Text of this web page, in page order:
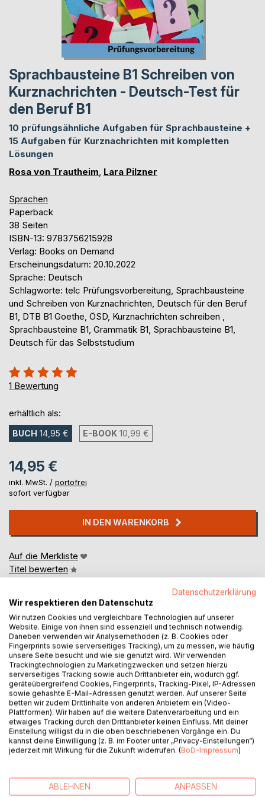
Sprachbausteine B1 Schreiben von
Kurznachrichten - Deutsch-Test für
den Beruf B1
10 prüfungsähnliche Aufgaben für Sprachbausteine +
15 Aufgaben für Kurznachrichten mit kompletten
Lösungen
Rosa von Trautheim Lara Pilzner
Sprachen
Paperback
38 Seiten
ISBN-13: 9783756215928
Verlag: Books on Demand
Erscheinungsdatum: 20.10.2022
Sprache: Deutsch
Schlagworte: telc Prüfungsvorbereitung, Sprachbausteine
und Schreiben von Kurznachrichten, Deutsch für den Beruf
B1, DTB B1 Goethe, ÖSD, Kurznachrichten schreiben ,
Sprachbausteine B1, Grammatik B1, Sprachbausteine B1,
Deutsch für das Selbststudium
Bewertung::
100%
1 Bewertung
erhältlich als:
BUCH 14,95 € E-BOOK 10,99 €
14,95 €
inkl. MwSt. / portofrei
sofort verfügbar
IN DEN WARENKORB
Auf die Merkliste
Titel bewerten
BESCHREIBUNG
Liebe Lernende! Liebe Dozentinnen und Dozenten!
Seit Juli 2022 gibt es, wie wir alle wissen, neue
Prüfungsformate für Berufssprachkurse, die es in sich
haben und große Herausforderungen mit sich bringen. Wir
wollen Sie dabei unterstützen, damit Sie sich bzw. Ihre
Teilnehmer gut auf die neuen Prüfungen vorbereiten
prüfungsähnlichen Aufgaben haben, haben wir für alle Teile
dieser Prüfung entsprechendes Material ausgearbeitet. In
Datenschutzerklärung
Wir respektieren den Datenschutz
Wir nutzen Cookies und vergleichbare Technologien auf unserer
Website. Einige von ihnen sind essenziell und technisch notwendig.
Daneben verwenden wir Analysemethoden (z. B. Cookies oder
Fingerprints sowie serverseitiges Tracking), um zu messen, wie häufig
unsere Seite besucht und wie sie genutzt wird. Wir verwenden
Trackingtechnologien zu Marketingzwecken und setzen hierzu
serverseitiges Tracking sowie auch Drittanbieter ein, wodurch ggf.
geräteübergreifend Cookies, Fingerprints, Tracking-Pixel, IP-Adressen
sowie gehashte E-Mail-Adressen genutzt werden. Auf unserer Seite
betten wir zudem Drittinhalte von anderen Anbietern ein (Video-
Plattformen). Wir haben auf die weitere Datenverarbeitung und ein
etwaiges Tracking durch den Drittanbieter keinen Einfluss. Mit deiner
Einstellung willigst du in die oben beschriebenen Vorgänge ein. Du
kannst deine Einwilligung (z. B. im Footer unter „Privacy-Einstellungen“)
jederzeit mit Wirkung für die Zukunft widerrufen. (BoD-Impressum)
ABLEHNEN ANPASSEN